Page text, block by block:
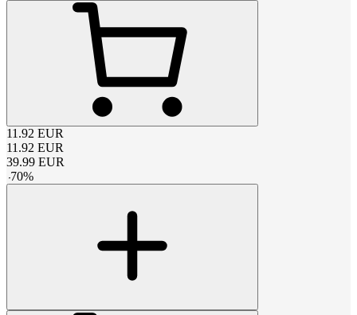
11.92 EUR
11.92 EUR
39.99 EUR
-70%